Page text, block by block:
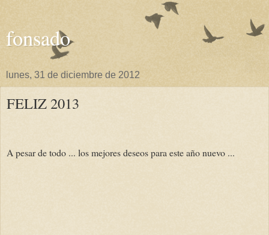
fonsado
lunes, 31 de diciembre de 2012
FELIZ 2013
A pesar de todo ... los mejores deseos para este año nuevo ...